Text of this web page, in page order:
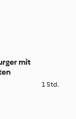
mit
1 Std.